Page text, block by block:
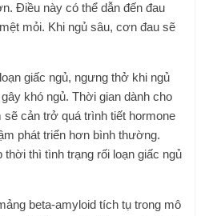
Điều này có thể dẫn đến đau
mỏi. Khi ngủ sâu, cơn đau sẽ
giấc ngủ, ngưng thở khi ngủ
khó ngủ. Thời gian dành cho
cản trở quá trình tiết hormone
phát triển hơn bình thường.
thì tình trạng rối loạn giấc ngủ
beta-amyloid tích tụ trong mô